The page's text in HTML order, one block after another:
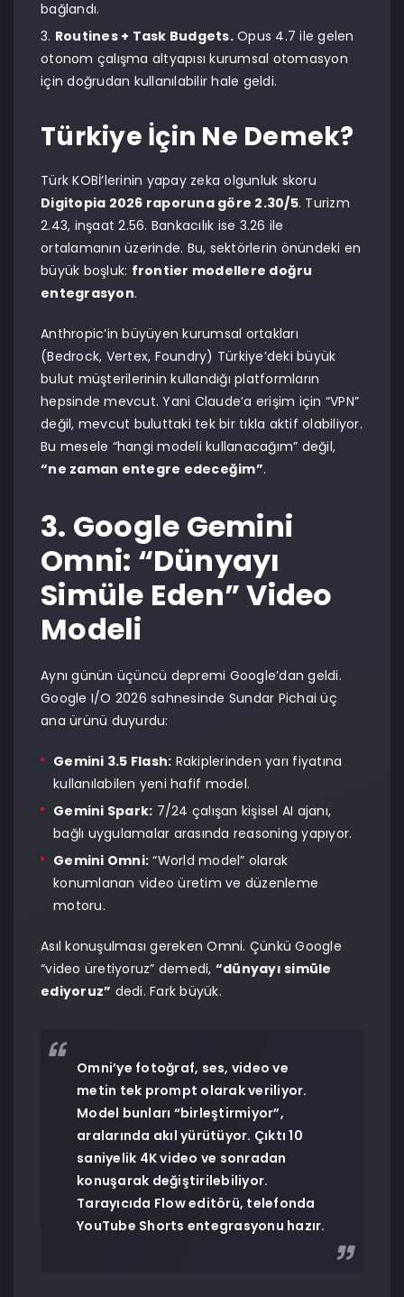
bağlandı.
Routines + Task Budgets.Opus 4.7 ile gelen
otonom çalışma altyapısı kurumsal otomasyon
için doğrudan kullanılabilir hale geldi.
Türkiye İçin Ne Demek?
Türk KOBİ’lerinin yapay zeka olgunluk skoru
Digitopia 2026 raporuna göre 2.30/5. Turizm
2.43, inşaat 2.56. Bankacılık ise 3.26 ile
ortalamanın üzerinde. Bu, sektörlerin önündeki en
büyük boşluk: frontier modellere doğru
entegrasyon.
Anthropic’in büyüyen kurumsal ortakları
(Bedrock, Vertex, Foundry) Türkiye’deki büyük
bulut müşterilerinin kullandığı platformların
hepsinde mevcut. Yani Claude’a erişim için “VPN”
değil, mevcut buluttaki tek bir tıkla aktif olabiliyor.
Bu mesele “hangi modeli kullanacağım” değil,
“ne zaman entegre edeceğim”.
3. Google Gemini
Omni: “Dünyayı
Simüle Eden” Video
Modeli
Aynı günün üçüncü depremi Google’dan geldi.
Google I/O 2026 sahnesinde Sundar Pichai üç
ana ürünü duyurdu:
Gemini 3.5 Flash: Rakiplerinden yarı fiyatına
kullanılabilen yeni hafif model.
Gemini Spark: 7/24 çalışan kişisel AI ajanı,
bağlı uygulamalar arasında reasoning yapıyor.
Gemini Omni: “World model” olarak
konumlanan video üretim ve düzenleme
motoru.
Asıl konuşulması gereken Omni. Çünkü Google
“video üretiyoruz” demedi, “dünyayı simüle
ediyoruz” dedi. Fark büyük.
Omni’ye fotoğraf, ses, video ve
metin tek prompt olarak veriliyor.
Model bunları “birleştirmiyor”,
aralarında akıl yürütüyor. Çıktı 10
saniyelik 4K video ve sonradan
konuşarak değiştirilebiliyor.
Tarayıcıda Flow editörü, telefonda
YouTube Shorts entegrasyonu hazır.